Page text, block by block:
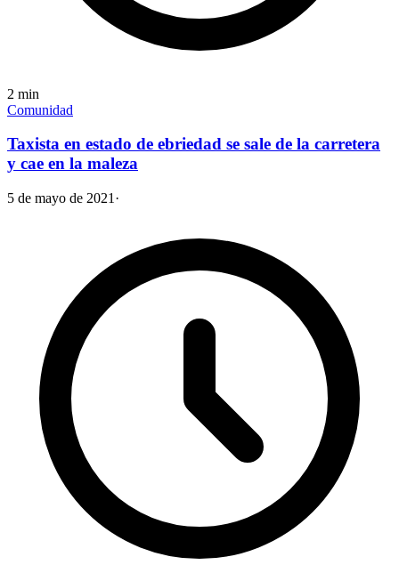
2 min
Comunidad
Taxista en estado de ebriedad se sale de la carretera
y cae en la maleza
5 de mayo de 2021 ·